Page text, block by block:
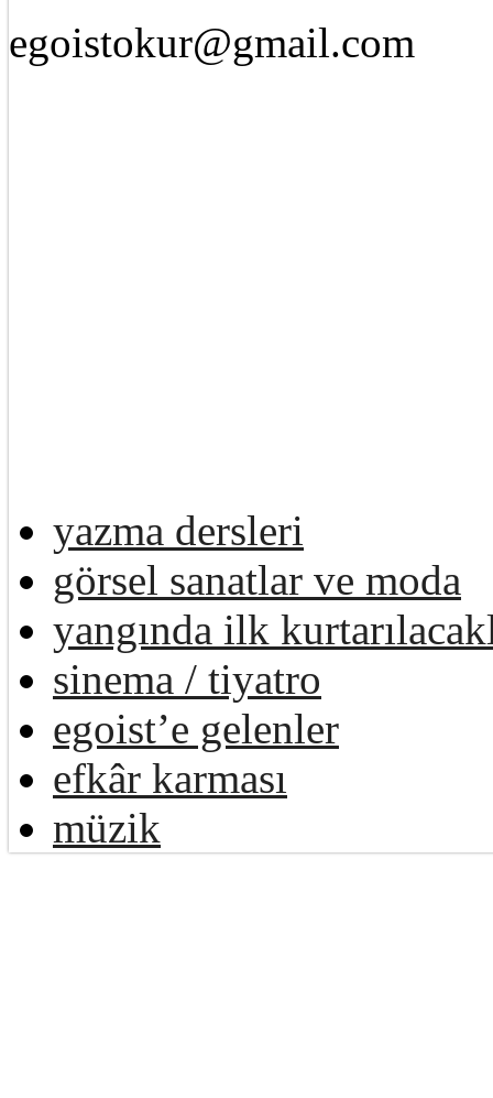
egoistokur@gmail.com
yazma dersleri
görsel sanatlar ve moda
yangında ilk
sinema / tiyatro
egoist’e gelenler
efkâr karması
müzik